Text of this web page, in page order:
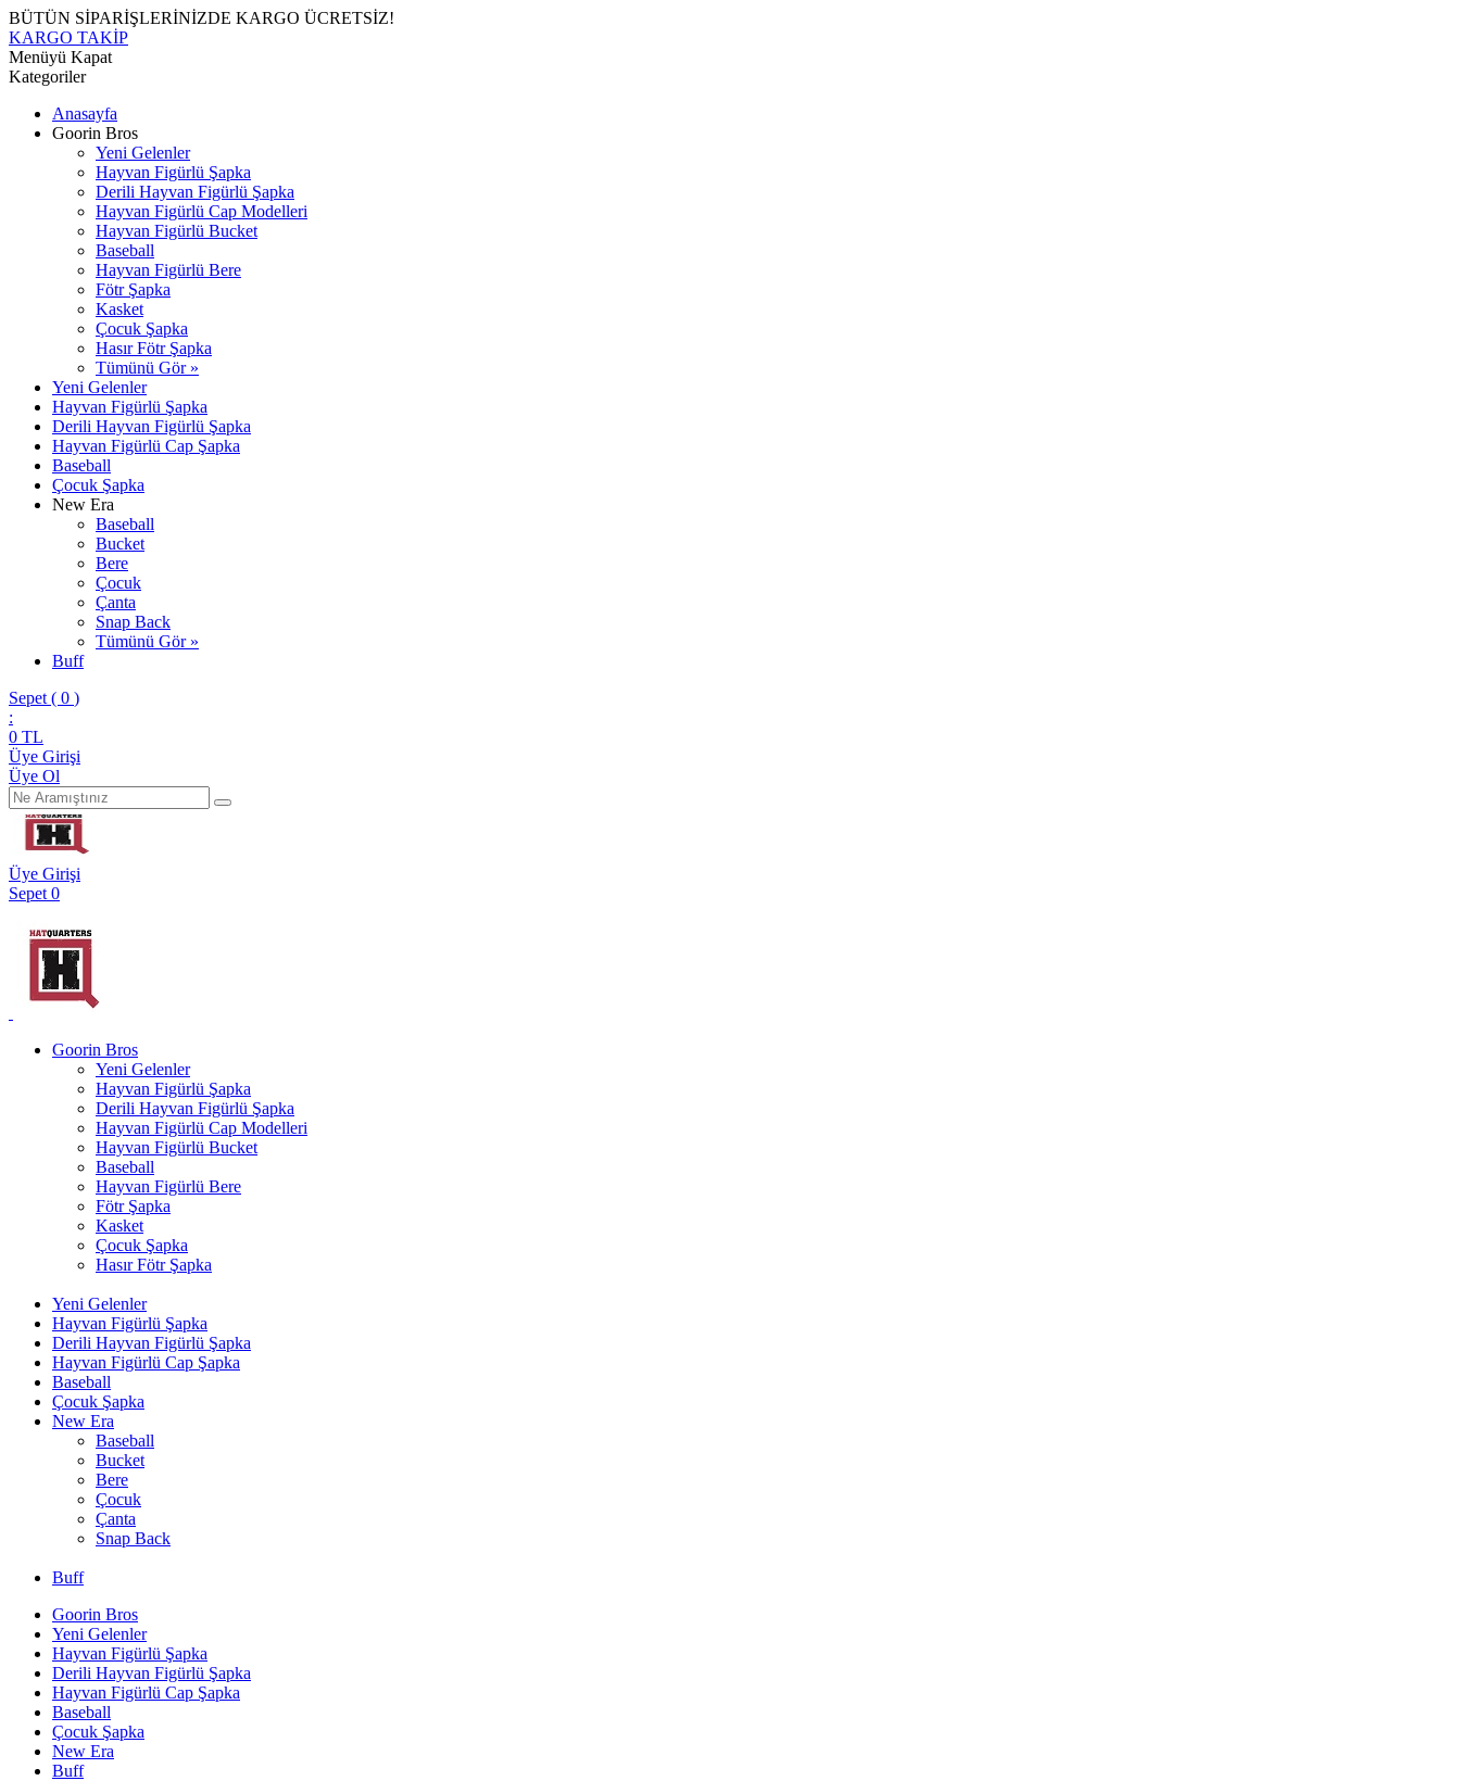
BÜTÜN SİPARİŞLERİNİZDE KARGO ÜCRETSİZ!
KARGO TAKİP
Menüyü Kapat
Kategoriler
Anasayfa
Goorin Bros
Yeni Gelenler
Hayvan Figürlü Şapka
Derili Hayvan Figürlü Şapka
Hayvan Figürlü Cap Modelleri
Hayvan Figürlü Bucket
Baseball
Hayvan Figürlü Bere
Fötr Şapka
Kasket
Çocuk Şapka
Hasır Fötr Şapka
Tümünü Gör »
Yeni Gelenler
Hayvan Figürlü Şapka
Derili Hayvan Figürlü Şapka
Hayvan Figürlü Cap Şapka
Baseball
Çocuk Şapka
New Era
Baseball
Bucket
Bere
Çocuk
Çanta
Snap Back
Tümünü Gör »
Buff
Sepet ( 0 )
:
0 TL
Üye Girişi
Üye Ol
Üye Girişi
Sepet 0
Goorin Bros
Yeni Gelenler
Hayvan Figürlü Şapka
Derili Hayvan Figürlü Şapka
Hayvan Figürlü Cap Modelleri
Hayvan Figürlü Bucket
Baseball
Hayvan Figürlü Bere
Fötr Şapka
Kasket
Çocuk Şapka
Hasır Fötr Şapka
Yeni Gelenler
Hayvan Figürlü Şapka
Derili Hayvan Figürlü Şapka
Hayvan Figürlü Cap Şapka
Baseball
Çocuk Şapka
New Era
Baseball
Bucket
Bere
Çocuk
Çanta
Snap Back
Buff
Goorin Bros
Yeni Gelenler
Hayvan Figürlü Şapka
Derili Hayvan Figürlü Şapka
Hayvan Figürlü Cap Şapka
Baseball
Çocuk Şapka
New Era
Buff